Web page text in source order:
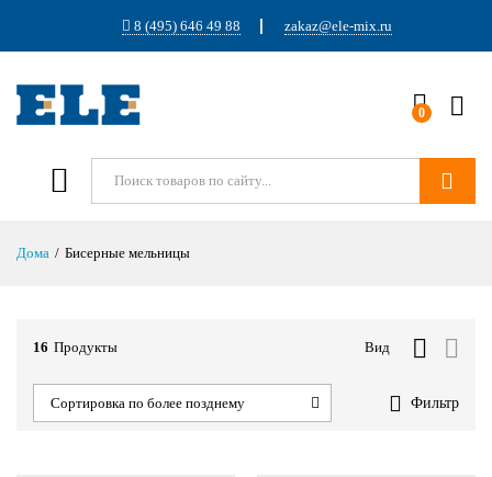
8 (495) 646 49 88 zakaz@ele-mix.ru
0
Дома / Бисерные мельницы
16 Продукты Вид
Фильтр
Сортировка по более позднему